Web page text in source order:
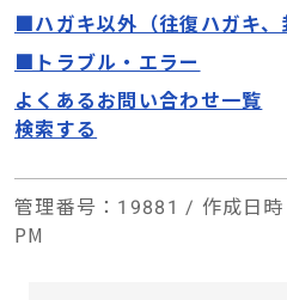
■ハガキ以外（往復ハガキ、
■トラブル・エラー
よくあるお問い合わせ一覧
検索する
管理番号 ：19881 / 作成日時
PM